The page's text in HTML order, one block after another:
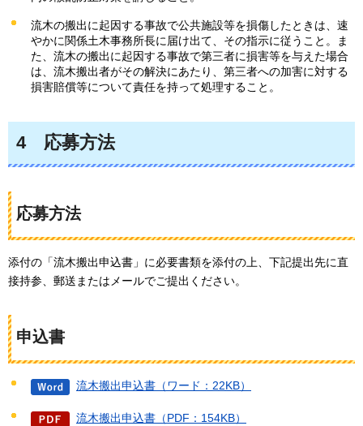
流木の搬出に起因する事故で公共施設等を損傷したときは、速
やかに関係土木事務所長に届け出て、その指示に従うこと。ま
た、流木の搬出に起因する事故で第三者に損害等を与えた場合
は、流木搬出者がその解決にあたり、第三者への加害に対する
損害賠償等について責任を持って処理すること。
4 応募方法
応募方法
添付の「流木搬出申込書」に必要書類を添付の上、下記提出先に直
接持参、郵送またはメールでご提出ください。
申込書
流木搬出申込書（ワード：22KB）
流木搬出申込書（PDF：154KB）